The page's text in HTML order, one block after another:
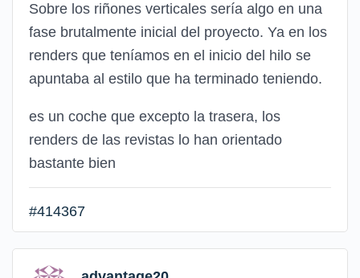
Sobre los riñones verticales sería algo en una
fase brutalmente inicial del proyecto. Ya en los
renders que teníamos en el inicio del hilo se
apuntaba al estilo que ha terminado teniendo.
es un coche que excepto la trasera, los
renders de las revistas lo han orientado
bastante bien
#414367